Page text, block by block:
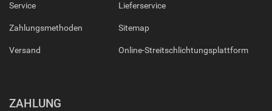
Service
Zahlungsmethoden
Versand
Lieferservice
Sitemap
Online-Streitschlichtungsplattform
ZAHLUNG